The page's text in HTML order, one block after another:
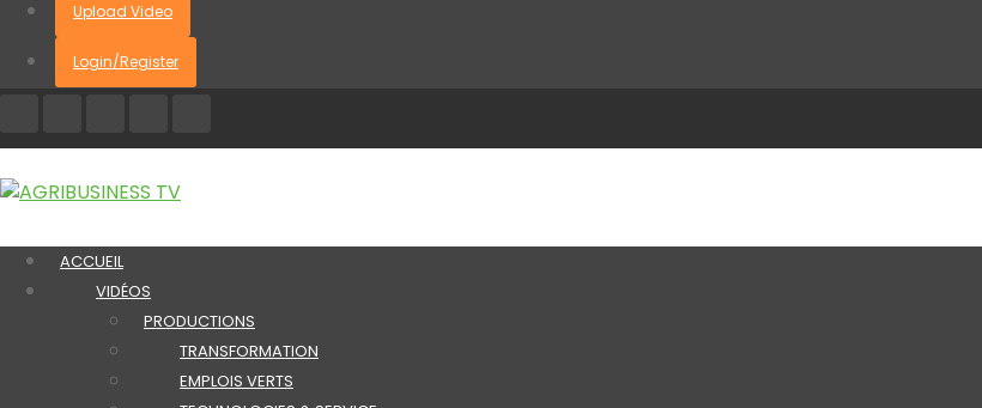
Upload Video
Login/Register
ACCUEIL
VIDÉOS
PRODUCTIONS
TRANSFORMATION
EMPLOIS VERTS